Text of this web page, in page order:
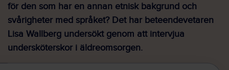
för den som har en annan etnisk bakgrund och
svårigheter med språket? Det har beteendevetaren
Lisa Wallberg undersökt genom att intervjua
undersköterskor i äldreomsorgen.